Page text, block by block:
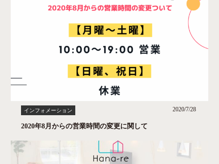
インフォメーション 2020/7/28
2020年8月からの営業時間の変更に関して